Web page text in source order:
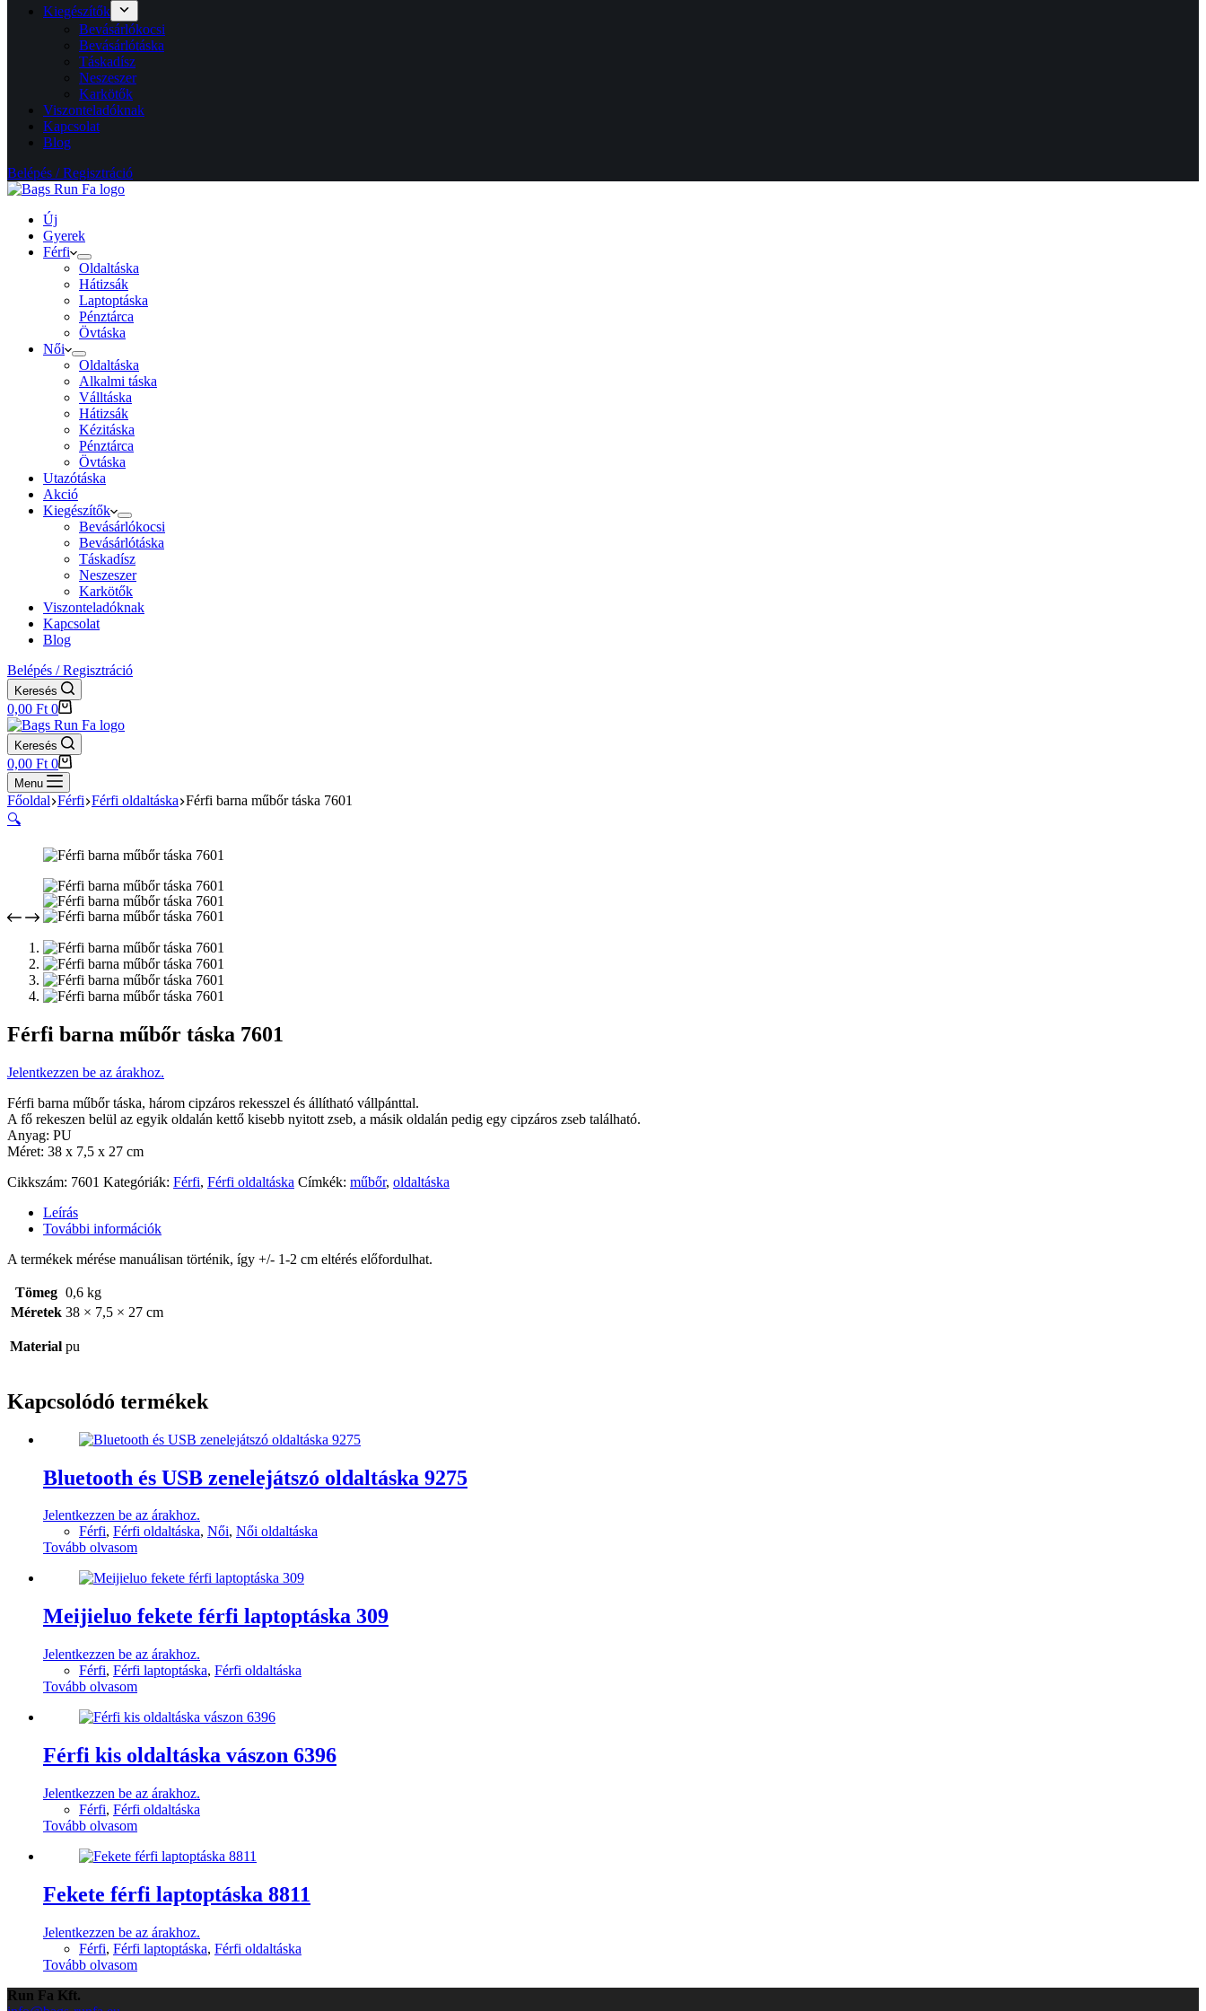
Kiegészítők
Bevásárlókocsi
Bevásárlótáska
Táskadísz
Neszeszer
Karkötők
Viszonteladóknak
Kapcsolat
Blog
Belépés / Regisztráció
Új
Gyerek
Férfi
Oldaltáska
Hátizsák
Laptoptáska
Pénztárca
Övtáska
Női
Oldaltáska
Alkalmi táska
Válltáska
Hátizsák
Kézitáska
Pénztárca
Övtáska
Utazótáska
Akció
Kiegészítők
Bevásárlókocsi
Bevásárlótáska
Táskadísz
Neszeszer
Karkötők
Viszonteladóknak
Kapcsolat
Blog
Belépés / Regisztráció
Keresés
Shopping
cart
0,00 Ft 0
Keresés
Shopping
cart
0,00 Ft 0
Menu
Főoldal Férfi Férfi oldaltáska Férfi barna műbőr táska 7601
🔍
Férfi barna műbőr táska 7601
Jelentkezzen be az árakhoz.
Férfi barna műbőr táska, három cipzáros rekesszel és állítható vállpánttal.
A fő rekeszen belül az egyik oldalán kettő kisebb nyitott zseb, a másik oldalán pedig egy cipzáros zseb található.
Anyag: PU
Méret: 38 x 7,5 x 27 cm
Cikkszám: 7601 Kategóriák: Férfi, Férfi oldaltáska Címkék: műbőr, oldaltáska
Leírás
További információk
A termékek mérése manuálisan történik, így +/- 1-2 cm eltérés előfordulhat.
Tömeg 0,6 kg
Méretek 38 × 7,5 × 27 cm
Material pu
Kapcsolódó termékek
Bluetooth és USB zenelejátszó oldaltáska 9275
Jelentkezzen be az árakhoz.
Férfi, Férfi oldaltáska, Női, Női oldaltáska
Tovább olvasom
Meijieluo fekete férfi laptoptáska 309
Jelentkezzen be az árakhoz.
Férfi, Férfi laptoptáska, Férfi oldaltáska
Tovább olvasom
Férfi kis oldaltáska vászon 6396
Jelentkezzen be az árakhoz.
Férfi, Férfi oldaltáska
Tovább olvasom
Fekete férfi laptoptáska 8811
Jelentkezzen be az árakhoz.
Férfi, Férfi laptoptáska, Férfi oldaltáska
Tovább olvasom
Run Fa Kft.